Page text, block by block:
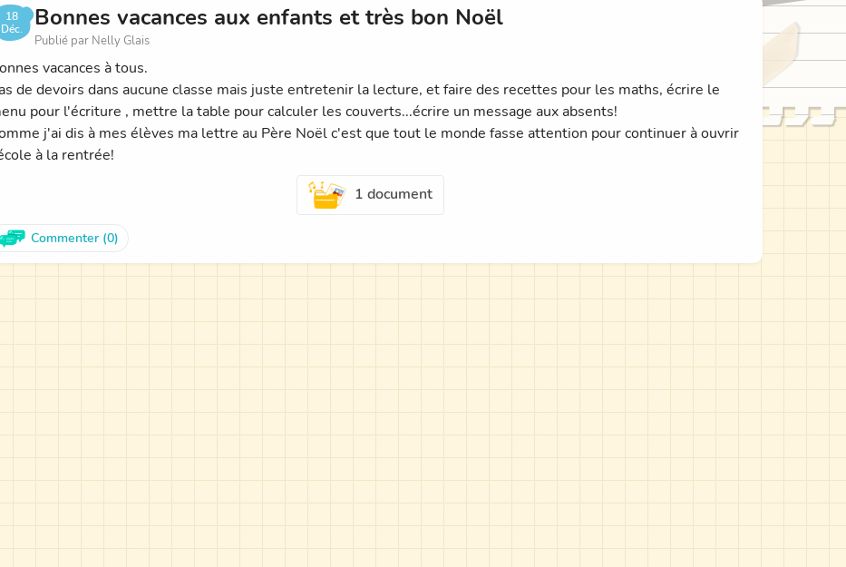
18
Déc.
Bonnes vacances aux enfants et très bon Noël
Publié par Nelly Glais
vacances à tous.
de devoirs dans aucune classe mais juste entretenir la lecture, et faire des recettes pour les maths, écrire le
pour l'écriture , mettre la table pour calculer les couverts...écrire un message aux absents!
j'ai dis à mes élèves ma lettre au Père Noël c'est que tout le monde fasse attention pour continuer à ouvrir
à la rentrée!
1 document
Commenter (0)